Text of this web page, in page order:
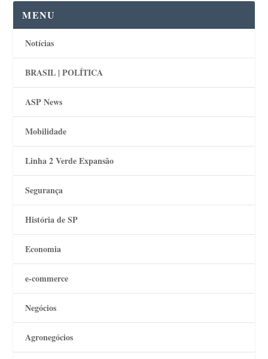
MENU
Notícias
BRASIL | POLÍTICA
ASP News
Mobilidade
Linha 2 Verde Expansão
Segurança
História de SP
Economia
e-commerce
Negócios
Agronegócios